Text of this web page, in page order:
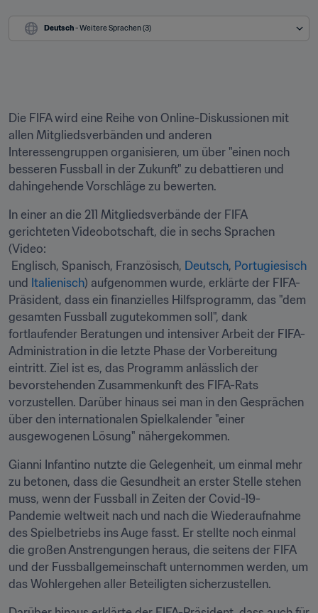
Deutsch - Weitere Sprachen (3)
Die FIFA wird eine Reihe von Online-Diskussionen mit
allen Mitgliedsverbänden und anderen
Interessengruppen organisieren, um über "einen noch
besseren Fussball in der Zukunft" zu debattieren und
dahingehende Vorschläge zu bewerten.
In einer an die 211 Mitgliedsverbände der FIFA
gerichteten Videobotschaft, die in sechs Sprachen
(Video:
Englisch, Spanisch, Französisch, Deutsch, Portugiesisch
und Italienisch) aufgenommen wurde, erklärte der FIFA-
Präsident, dass ein finanzielles Hilfsprogramm, das "dem
gesamten Fussball zugutekommen soll", dank
fortlaufender Beratungen und intensiver Arbeit der FIFA-
Administration in die letzte Phase der Vorbereitung
eintritt. Ziel ist es, das Programm anlässlich der
bevorstehenden Zusammenkunft des FIFA-Rats
vorzustellen. Darüber hinaus sei man in den Gesprächen
über den internationalen Spielkalender "einer
ausgewogenen Lösung" nähergekommen.
Gianni Infantino nutzte die Gelegenheit, um einmal mehr
zu betonen, dass die Gesundheit an erster Stelle stehen
muss, wenn der Fussball in Zeiten der Covid-19-
Pandemie weltweit nach und nach die Wiederaufnahme
des Spielbetriebs ins Auge fasst. Er stellte noch einmal
die großen Anstrengungen heraus, die seitens der FIFA
und der Fussballgemeinschaft unternommen werden, um
das Wohlergehen aller Beteiligten sicherzustellen.